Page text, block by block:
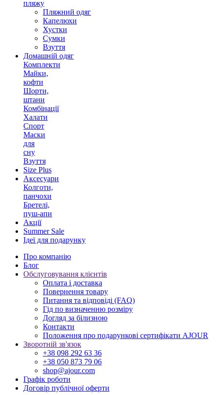
пляжу
Пляжний одяг
Капелюхи
Хустки
Сумки
Взуття
Домашній одяг
Комплекти
Майки,
кофти
Шорти,
штани
Комбінації
Халати
Спорт
Маски
для
сну
Взуття
Size Plus
Аксесуари
Колготи,
панчохи
Бретелі,
пуш-апи
Акції
Summer Sale
Ідеї для подарунку
Про компанію
Блог
Обслуговування клієнтів
Оплата і доставка
Повернення товару
Питання та відповіді (FAQ)
Гід по визначенню розміру
Догляд за білизною
Контакти
Положення про подарункові сертифікати AJOUR
Зворотній зв'язок
+38 098 292 63 36
+38 050 873 79 06
shop@ajour.com
Графік роботи
Договір публічної оферти